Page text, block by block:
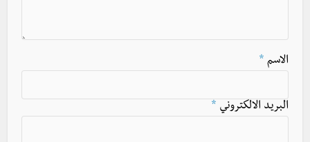
الاسم *
البريد الالكتروني *